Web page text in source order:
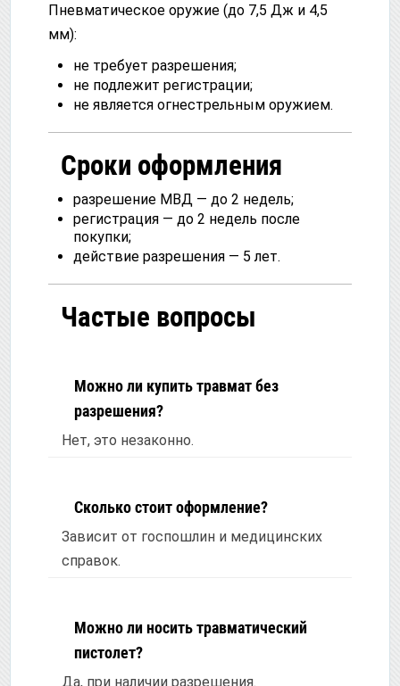
Пневматическое оружие (до 7,5 Дж и 4,5
мм):
не требует разрешения;
не подлежит регистрации;
не является огнестрельным оружием.
Сроки оформления
разрешение МВД — до 2 недель;
регистрация — до 2 недель после
покупки;
действие разрешения — 5 лет.
Частые вопросы
Можно ли купить травмат без
разрешения?
Нет, это незаконно.
Сколько стоит оформление?
Зависит от госпошлин и медицинских
справок.
Можно ли носить травматический
пистолет?
Да, при наличии разрешения.